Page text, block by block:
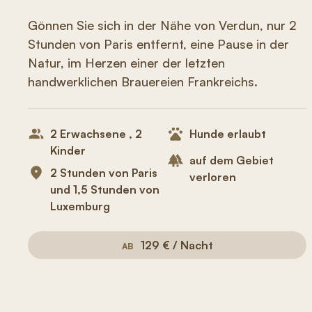
Gönnen Sie sich in der Nähe von Verdun, nur 2
Stunden von Paris entfernt, eine Pause in der
Natur, im Herzen einer der letzten
handwerklichen Brauereien Frankreichs.
2 Erwachsene , 2
Kinder
2 Stunden von Paris
und 1,5 Stunden von
Luxemburg
Hunde erlaubt
auf dem Gebiet
verloren
AB 129 € / Nacht